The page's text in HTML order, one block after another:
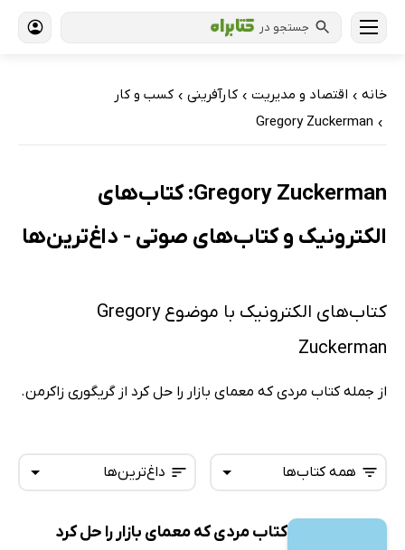
جستجو در
خانه › اقتصاد و مدیریت › کارآفرینی › کسب و کار
›
Gregory Zuckerman
Gregory Zuckerman: کتاب‌های
الکترونیک و کتاب‌های صوتی - داغ‌ترین‌ها
کتاب‌های الکترونیک با موضوع Gregory
Zuckerman
از جمله کتاب مردی که معمای بازار را حل کرد از گریگوری زاکرمن.
داغ‌ترین‌ها
تازه‌ها
همه کتاب‌ها
کتاب مردی که معمای بازار را حل کرد